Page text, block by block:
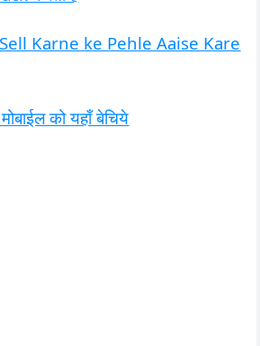
Karne ke Pehle Aaise Kare
को यहाँ बेचिये